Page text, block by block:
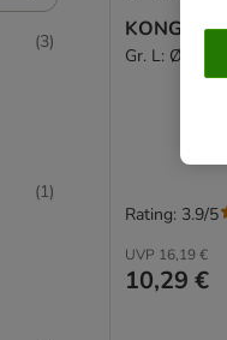
(3)
(1)
KONG
Gr. L: Ø 23 cm
UVP 16,19 €
10,29 €
Rating: 3.9/5